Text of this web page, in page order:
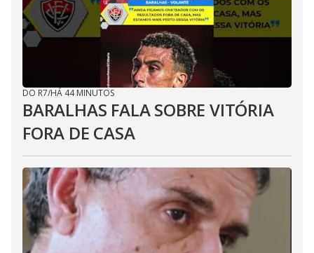
DO R7/HÁ 44 MINUTOS
BARALHAS FALA SOBRE VITÓRIA
FORA DE CASA